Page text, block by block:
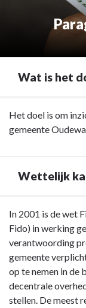
Wat is het
Terug
naar
Paragraaf
Wat
het
doel
van
deze
Het doel is om
gemeente
Wettelijk
Terug
naar
navigatie
Paragraaf
Financiering
In 2001 is de wet
Fido) in werking
verantwoording
gemeente
op te nemen in de
decentrale
stellen. De meest